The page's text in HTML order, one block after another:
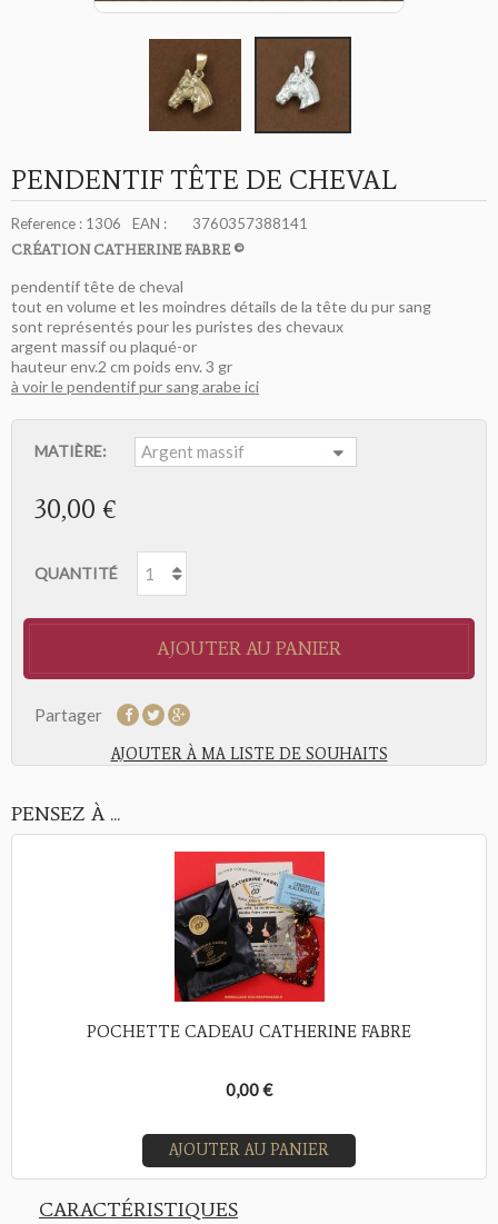
PENDENTIF TÊTE DE CHEVAL
Reference : 1306 EAN : 3760357388141
CRÉATION CATHERINE FABRE ©
pendentif tête de cheval
tout en volume et les moindres détails de la tête du pur sang
sont représentés pour les puristes des chevaux
argent massif ou plaqué-or
hauteur env.2 cm poids env. 3 gr
à voir le pendentif pur sang arabe ici
MATIÈRE:
30,00 €
QUANTITÉ
AJOUTER AU PANIER
Partager
AJOUTER À MA LISTE DE SOUHAITS
PENSEZ À ...
POCHETTE CADEAU CATHERINE FABRE
0,00 €
AJOUTER AU PANIER
CARACTÉRISTIQUES